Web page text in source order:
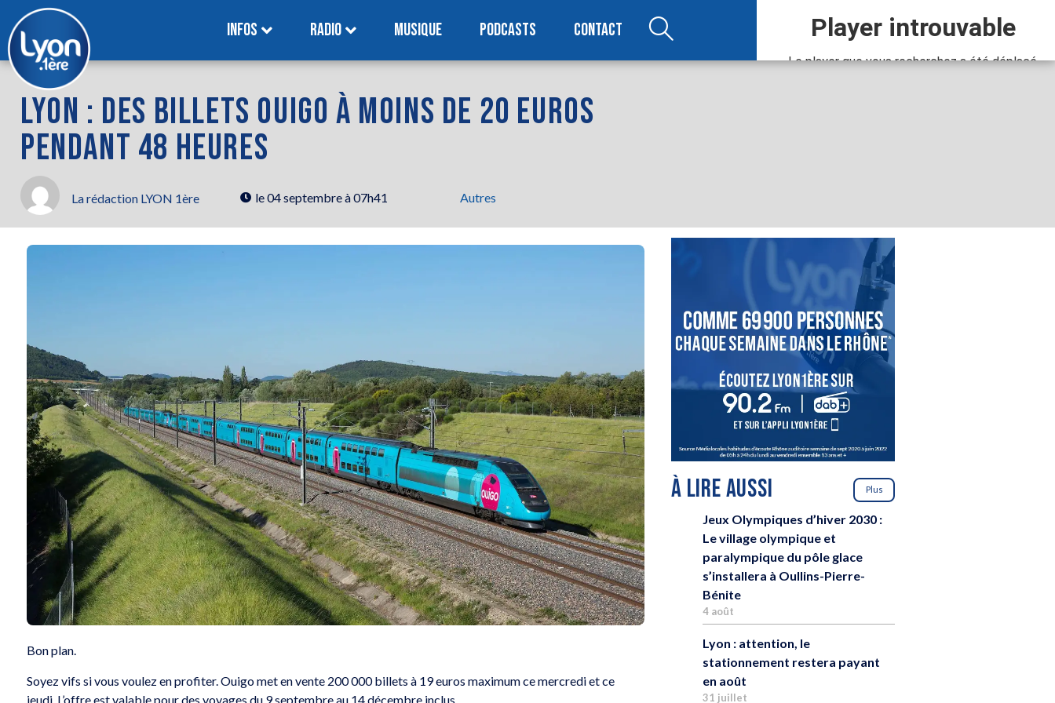
INFOS RADIO MUSIQUE PODCASTS CONTACT
LYON : DES BILLETS OUIGO À MOINS DE 20 EUROS
PENDANT 48 HEURES
La rédaction LYON 1ère le04 septembre à 07h41 Autres
Bon plan.
Soyez vifs si vous voulez en profiter. Ouigo met en vente 200 000 billets à 19 euros maximum ce mercredi et ce
jeudi. L’offre est valable pour des voyages du 9 septembre au 14 décembre inclus.
À LIRE AUSSI Plus
Jeux Olympiques d’hiver 2030 :
Le village olympique et
paralympique du pôle glace
s’installera à Oullins-Pierre-
Bénite
4 août
Lyon : attention, le
stationnement restera payant
en août
31 juillet